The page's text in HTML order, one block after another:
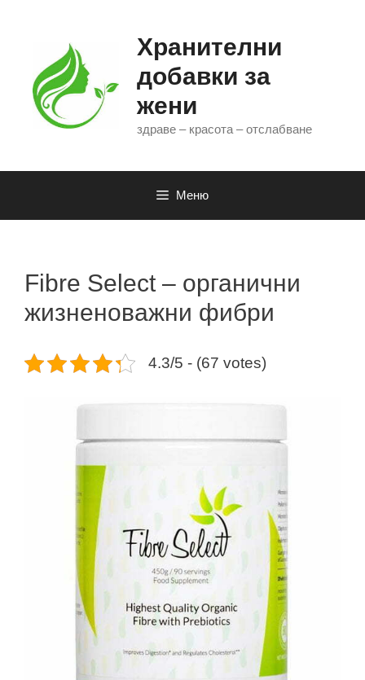
Хранителни
добавки за
жени
здраве – красота – отслабване
Меню
Fibre Select – органични
жизненоважни фибри
4.3/5 - (67 votes)